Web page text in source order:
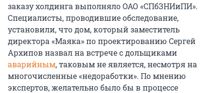
заказу холдинга выполняло ОАО «СПбЗНИиПИ».
Специалисты, проводившие обследование,
установили, что дом, который заместитель
директора «Маяка» по проектированию Сергей
Архипов назвал на встрече с дольщиками
аварийным, таковым не является, несмотря на
многочисленные «недоработки». По мнению
экспертов, желательно было бы в процессе